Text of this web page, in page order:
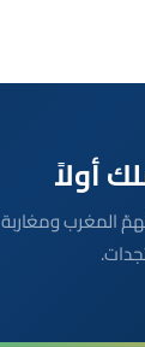
التي تهمّ المغرب ومغاربة